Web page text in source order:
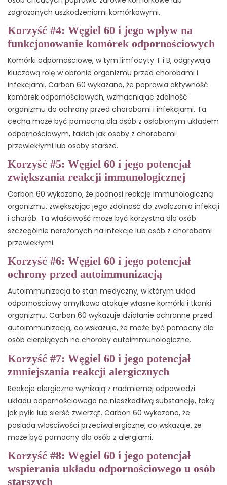
zagrożonych uszkodzeniami komórkowymi.
Korzyść #4: Węgiel 60 i jego wpływ na
funkcjonowanie komórek odpornościowych
Komórki odpornościowe, w tym limfocyty T i B, odgrywają
kluczową rolę w obronie organizmu przed chorobami i
infekcjami. Carbon 60 wykazano, że poprawia aktywność
komórek odpornościowych, wzmacniając zdolność
organizmu do ochrony przed chorobami i infekcjami. Ta
cecha może być pomocna dla osób z osłabionym układem
odpornościowym, takich jak osoby z chorobami
przewlekłymi lub osoby starsze.
Korzyść #5: Węgiel 60 i jego potencjał
zwiększania reakcji immunologicznej
Carbon 60 wykazano, że podnosi reakcję immunologiczną
organizmu, zwiększając jego zdolność do zwalczania infekcji
i chorób. Ta właściwość może być korzystna dla osób
szczególnie narażonych na infekcje lub osób z chorobami
przewlekłymi.
Korzyść #6: Węgiel 60 i jego potencjał
ochrony przed autoimmunizacją
Autoimmunizacja to stan medyczny, w którym układ
odpornościowy omyłkowo atakuje własne komórki i tkanki
organizmu. Carbon 60 wykazuje działanie ochronne przed
autoimmunizacją, co wskazuje, że może być pomocny dla
osób cierpiących na choroby autoimmunologiczne.
Korzyść #7: Węgiel 60 i jego potencjał
zmniejszania reakcji alergicznych
Reakcje alergiczne wynikają z nadmiernej odpowiedzi
układu odpornościowego na nieszkodliwą substancję, taką
jak pyłki lub sierść zwierząt. Carbon 60 wykazano, że
posiada właściwości przeciwalergiczne, co wskazuje, że
może być pomocny dla osób z alergiami.
Korzyść #8: Węgiel 60 i jego potencjał
wspierania układu odpornościowego u osób
starszych